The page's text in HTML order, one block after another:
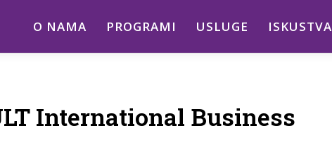
O NAMA PROGRAMI USLUGE ISKUSTVA
International Business